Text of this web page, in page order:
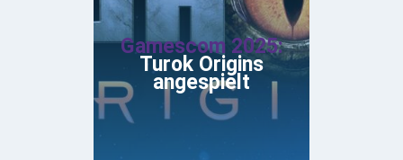
Gamescom 2025:
Turok Origins
angespielt